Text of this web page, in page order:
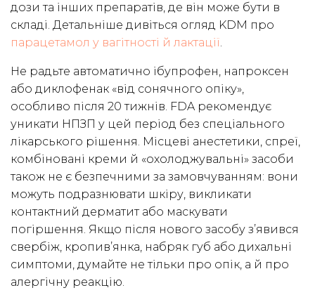
дози та інших препаратів, де він може бути в
складі. Детальніше дивіться огляд KDM про
парацетамол у вагітності й лактації.
Не радьте автоматично ібупрофен, напроксен
або диклофенак «від сонячного опіку»,
особливо після 20 тижнів. FDA рекомендує
уникати НПЗП у цей період без спеціального
лікарського рішення. Місцеві анестетики, спреї,
комбіновані креми й «охолоджувальні» засоби
також не є безпечними за замовчуванням: вони
можуть подразнювати шкіру, викликати
контактний дерматит або маскувати
погіршення. Якщо після нового засобу з’явився
свербіж, кропив’янка, набряк губ або дихальні
симптоми, думайте не тільки про опік, а й про
алергічну реакцію.